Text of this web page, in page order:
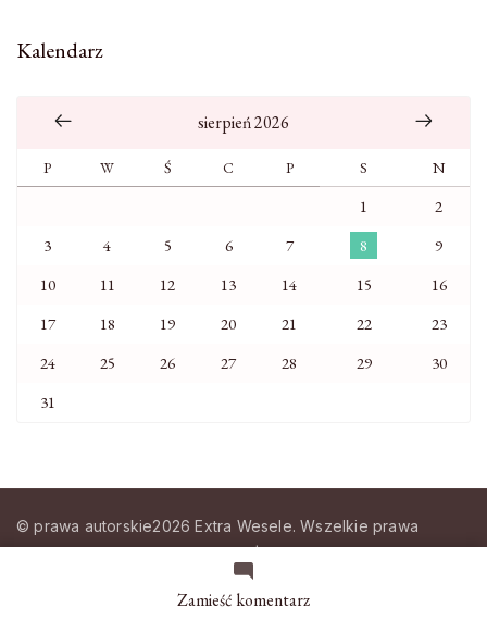
Zamieść komentarzwe
Kalendarz
sierpień 2026
P W Ś C P S N
1
2
3
4 5 6 7 8
9
10
11 12 13 14 15
16
17
18 19 20 21 22
23
24
25 26 27 28 29
30
31
© prawa autorskie2026Extra Wesele. Wszelkie prawa
WordPress